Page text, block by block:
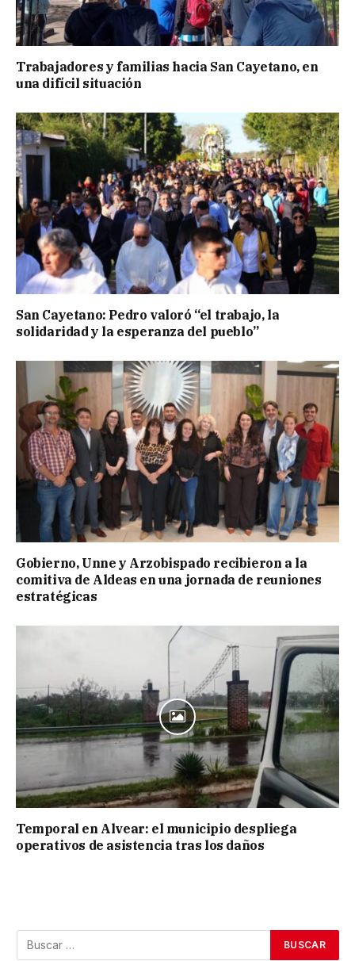
Trabajadores y familias hacia San Cayetano, en
una difícil situación
San Cayetano: Pedro valoró “el trabajo, la
solidaridad y la esperanza del pueblo”
Gobierno, Unne y Arzobispado recibieron a la
comitiva de Aldeas en una jornada de reuniones
estratégicas
Temporal en Alvear: el municipio despliega
operativos de asistencia tras los daños